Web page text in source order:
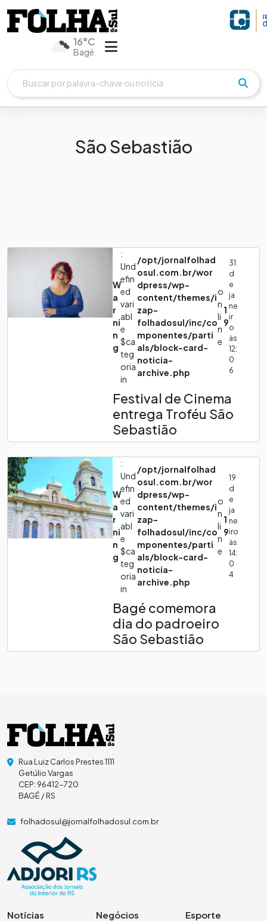
16°C
Bagé
São Sebastião
W
a
r
ni
n
g
:
Und
efin
ed
vari
abl
e
$ca
teg
oria
in
/opt/jornalfolhad
osul.com.br/wor
dpress/wp-
content/themes/i
zap-
folhadosul/inc/co
mponentes/parti
als/block-card-
noticia-
archive.php
o
n
li
n
e
1
9
31
d
e
ja
ne
ir
o
às
12:
0
6
Festival de Cinema
entrega Troféu São
Sebastião
W
a
r
ni
n
g
:
Und
efin
ed
vari
abl
e
$ca
teg
oria
in
/opt/jornalfolhad
osul.com.br/wor
dpress/wp-
content/themes/i
zap-
folhadosul/inc/co
mponentes/parti
als/block-card-
noticia-
archive.php
o
n
li
n
e
1
9
19
d
e
ja
ne
iro
às
14:
0
4
Bagé comemora
dia do padroeiro
São Sebastião
Rua Luiz Carlos Prestes 1111
Getúlio Vargas
CEP: 96412-720
BAGÉ / RS
folhadosul@jornalfolhadosul.com.br
Notícias Negócios Esporte